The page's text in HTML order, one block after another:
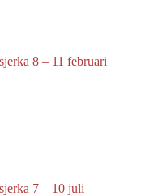
8 – 11 februari
7 – 10 juli